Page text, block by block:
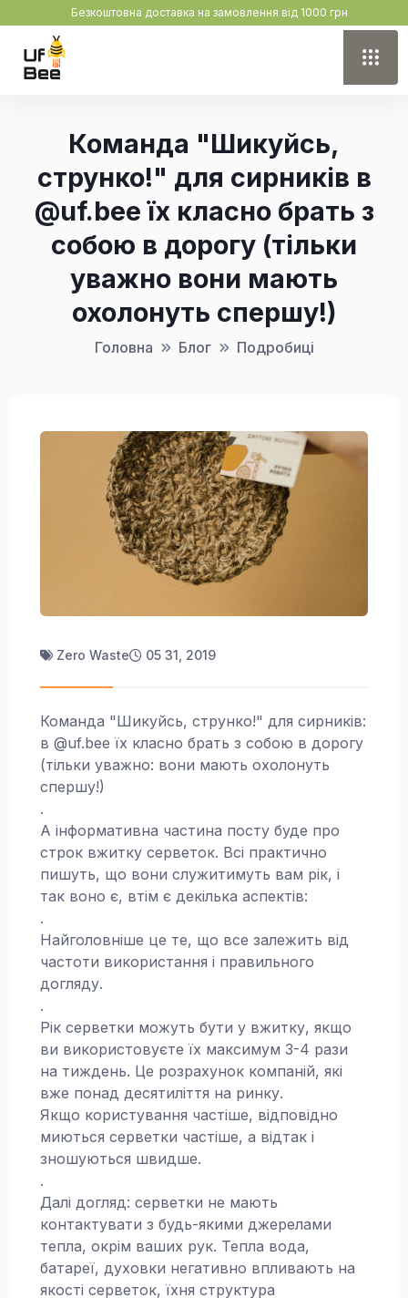
Безкоштовна доставка на замовлення від 1000 грн
Команда "Шикуйсь,
струнко!" для сирників в
@uf.bee їх класно брать з
собою в дорогу (тільки
уважно вони мають
охолонуть спершу!)
Головна Блог Подробиці
Zero Waste 05 31, 2019
Команда "Шикуйсь, струнко!" для сирників:
в @uf.bee їх класно брать з собою в дорогу
(тільки уважно: вони мають охолонуть
спершу!)
.
А інформативна частина посту буде про
строк вжитку серветок. Всі практично
пишуть, що вони служитимуть вам рік, і
так воно є, втім є декілька аспектів:
.
Найголовніше це те, що все залежить від
частоти використання і правильного
догляду.
.
Рік серветки можуть бути у вжитку, якщо
ви використовуєте їх максимум 3-4 рази
на тиждень. Це розрахунок компаній, які
вже понад десятиліття на ринку.
Якщо користування частіше, відповідно
миються серветки частіше, а відтак і
зношуються швидше.
.
Далі догляд: серветки не мають
контактувати з будь-якими джерелами
тепла, окрім ваших рук. Тепла вода,
батареї, духовки негативно впливають на
якості серветок, їхня структура